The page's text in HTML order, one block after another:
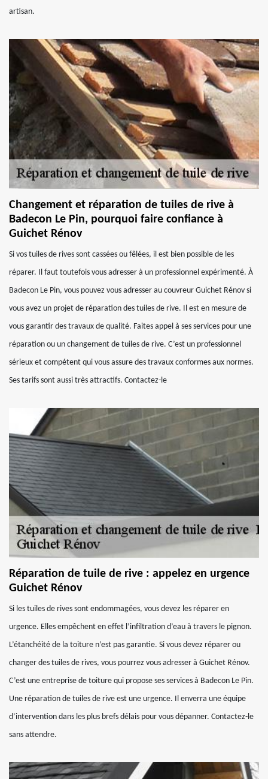
artisan.
Changement et réparation de tuiles de rive à
Badecon Le Pin, pourquoi faire confiance à
Guichet Rénov
Si vos tuiles de rives sont cassées ou fêlées, il est bien possible de les
réparer. Il faut toutefois vous adresser à un professionnel expérimenté. À
Badecon Le Pin, vous pouvez vous adresser au couvreur Guichet Rénov si
vous avez un projet de réparation des tuiles de rive. Il est en mesure de
vous garantir des travaux de qualité. Faites appel à ses services pour une
réparation ou un changement de tuiles de rive. C’est un professionnel
sérieux et compétent qui vous assure des travaux conformes aux normes.
Ses tarifs sont aussi très attractifs. Contactez-le
Réparation de tuile de rive : appelez en urgence
Guichet Rénov
Si les tuiles de rives sont endommagées, vous devez les réparer en
urgence. Elles empêchent en effet l’infiltration d’eau à travers le pignon.
L’étanchéité de la toiture n’est pas garantie. Si vous devez réparer ou
changer des tuiles de rives, vous pourrez vous adresser à Guichet Rénov.
C’est une entreprise de toiture qui propose ses services à Badecon Le Pin.
Une réparation de tuiles de rive est une urgence. Il enverra une équipe
d’intervention dans les plus brefs délais pour vous dépanner. Contactez-le
sans attendre.